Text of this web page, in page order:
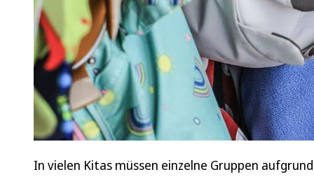
In vielen Kitas müssen einzelne Gruppen